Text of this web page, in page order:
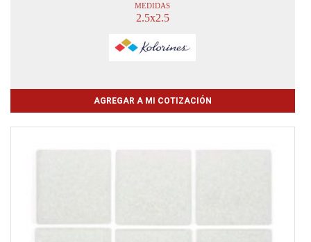
MEDIDAS
2.5x2.5
AGREGAR A MI COTIZACIÓN